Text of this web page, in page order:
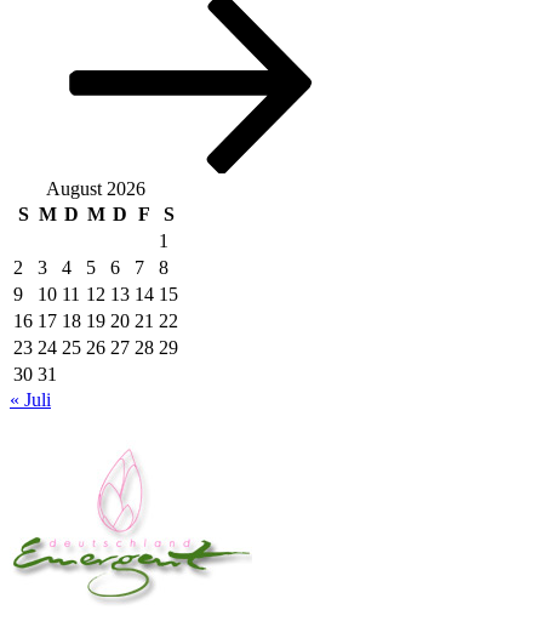
August 2026
S M D M D F
S
1
2
3 4 5 6 7
8
9
10 11 12 13 14 15
16 17 18 19 20 21 22
23 24 25 26 27 28 29
30 31
« Juli